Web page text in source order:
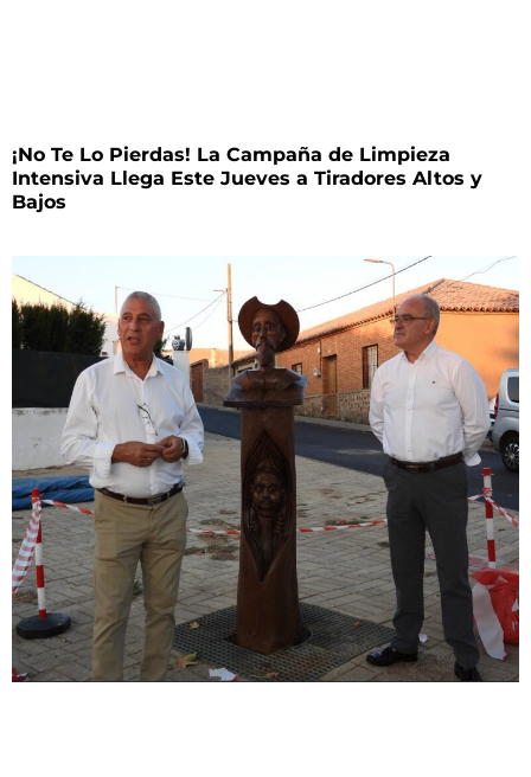
¡No Te Lo Pierdas! La Campaña de Limpieza
Intensiva Llega Este Jueves a Tiradores Altos y
Bajos